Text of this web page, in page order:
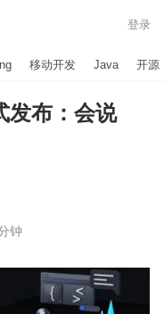
登录
移动开发 Java 开源
布：会说
钟